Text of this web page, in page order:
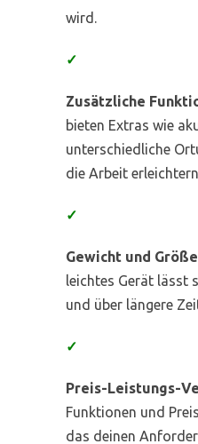
wird.
✓
Zusätzliche
bieten Extras wie
unterschiedliche
die Arbeit
✓
Gewicht und
leichtes Gerät lässt
und über längere
✓
Preis-Leistungs-
Funktionen und
das deinen